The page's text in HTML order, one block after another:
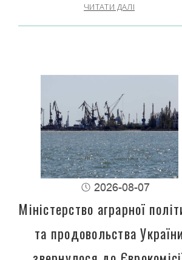
ЧИТАТИ ДАЛІ
2026-08-07
Міністерство аграрної
та продовольства України